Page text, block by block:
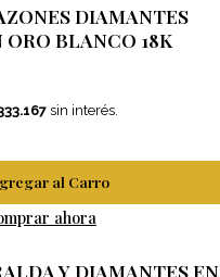
DIAMANTES
ORO BLANCO 18K
sin interés.
al Carro
ahora
Y DIAMANTES EN